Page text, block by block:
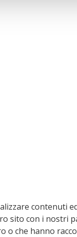
con i nostri
che hanno